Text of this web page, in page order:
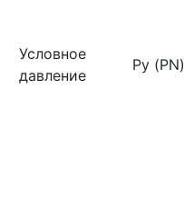
Условное
давление
Ру (PN)